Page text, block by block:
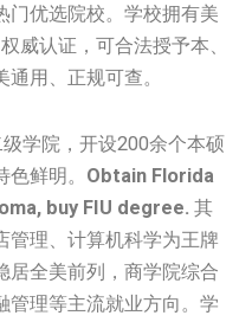
门优选院校。学校拥有美
威认证，可合法授予本、
用、正规可查。
学院，开设200余个本硕
鲜明。 Obtain Florida
buy FIU degree. 其
管理、计算机科学为王牌
居全美前列，商学院综合
管理等主流就业方向。学